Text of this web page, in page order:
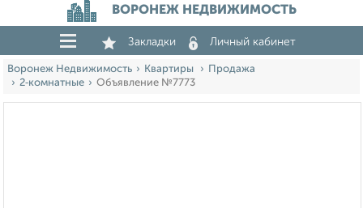
ВОРОНЕЖ НЕДВИЖИМОСТЬ
Закладки Личный кабинет
Воронеж Недвижимость Квартиры
Продажа
2‑комнатные
Объявление №7773